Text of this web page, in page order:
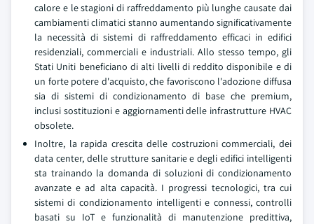
calore e le stagioni di raffreddamento più lunghe causate dai
cambiamenti climatici stanno aumentando significativamente
la necessità di sistemi di raffreddamento efficaci in edifici
residenziali, commerciali e industriali. Allo stesso tempo, gli
Stati Uniti beneficiano di alti livelli di reddito disponibile e di
un forte potere d'acquisto, che favoriscono l'adozione diffusa
sia di sistemi di condizionamento di base che premium,
inclusi sostituzioni e aggiornamenti delle infrastrutture HVAC
obsolete.
Inoltre, la rapida crescita delle costruzioni commerciali, dei
data center, delle strutture sanitarie e degli edifici intelligenti
sta trainando la domanda di soluzioni di condizionamento
avanzate e ad alta capacità. I progressi tecnologici, tra cui
sistemi di condizionamento intelligenti e connessi, controlli
basati su IoT e funzionalità di manutenzione predittiva,